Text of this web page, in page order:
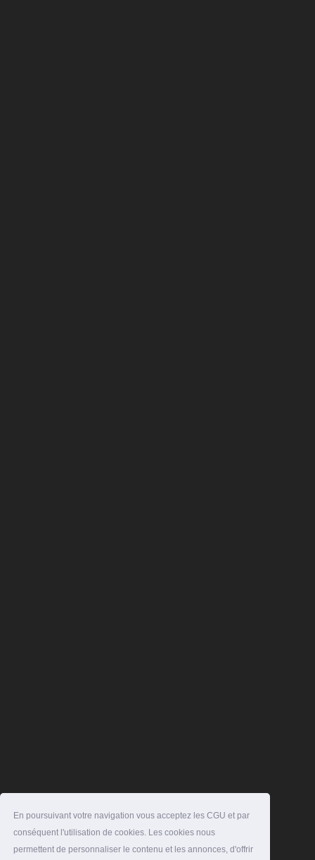
En poursuivant votre navigation vous acceptez les CGU et par
conséquent l'utilisation de cookies. Les cookies nous
permettent de personnaliser le contenu et les annonces, d'offrir